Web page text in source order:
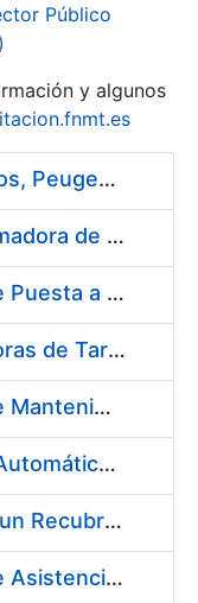
Público
y algunos
Enajenación de dos Vehículos, Peugeot 307 y Peugeot 407
Enajenación de una Conformadora de Pliegos PVC-Overlay, Modelo Louda GM 400
Contratación del Servicio de Puesta a Disposición y Mantenimiento de Contenedores Higiénicos, Bacteriostáticos, Ambientadores, Columnas Eliminadoras de Olores y Alfombras Antideslizantes
Enajenación de dos Fresadoras de Tarjetas PVC Cybernetix Mod. GRX 2000 y GRX 3000
Contratación del Servicio de Mantenimiento de Drivers y Herramientas para Tarjetas Inteligentes
Adquisición de un Sistema Automático de Etiquetado y Pesado para Petacas de Monedas de la L4
Suministro e Instalación de un Recubrimiento Fono-Absorbente en paredes y techos
Contratación del Servicio de Asistencia Técnica para la Realización de Trabajos de Pintura para el Taller de Mantenimiento de la Fábrica de Papel de Burgos durante el año 2017